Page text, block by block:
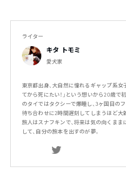
ライター
キタ トモミ
愛犬家
東京都出身、大自然に憧れるギャップ系女
てから死にたい！」という想いから20歳で
のタイではタクシーで爆睡し、3ヶ国目の
待ち合わせに2時間遅刻してしまうほど大
旅人はスナフキンで、将来は気の向くま
して、自分の旅本を出すのが夢。